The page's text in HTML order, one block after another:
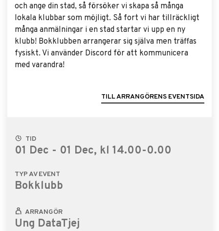
TID
01 Dec - 01 Dec, kl 14.00-0.00
TYP AV EVENT
Bokklubb
ARRANGÖR
Ung DataTjej
och ange din stad, så försöker vi skapa så många
lokala klubbar som möjligt. Så fort vi har tillräckligt
många anmälningar i en stad startar vi upp en ny
klubb! Bokklubben arrangerar sig själva men träffas
fysiskt. Vi använder Discord för att kommunicera
med varandra!
TILL ARRANGÖRENS EVENTSIDA